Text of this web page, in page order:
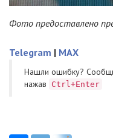
Фото предоставлено
Telegram | MAX
Нашли ошибку?
нажав
Ctrl+Enter